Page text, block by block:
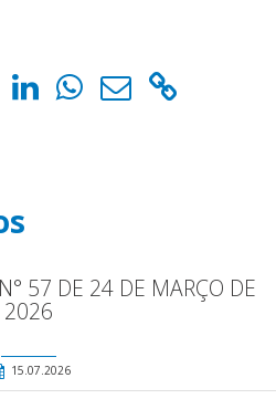
57 DE 24 DE MARÇO DE
2026
15.07.2026